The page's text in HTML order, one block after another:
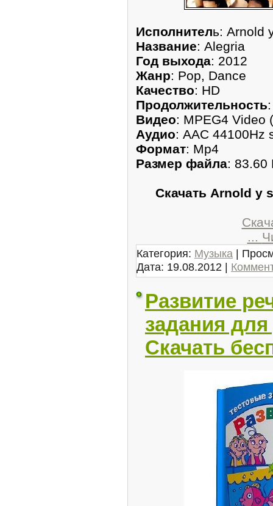
Исполнитель: Arnold
Название: Alegria
Год выхода: 2012
Жанр: Pop, Dance
Качество: HD
Продолжительность
Видео: MPEG4 Video
Аудио: AAC 44100Hz
Формат: Mp4
Размер файла: 83.60
Скачать Arnold y
...
Категория: Музыка |
Дата: 19.08.2012 |
Развитие
задания для
Скачать